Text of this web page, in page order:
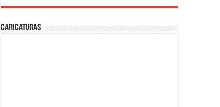
Caricaturas